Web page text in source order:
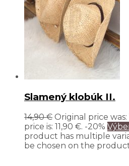
Slamený klobúk II.
14,90€ Original price was:
price is: 11,90 €. -20%
product has multiple
be chosen on the